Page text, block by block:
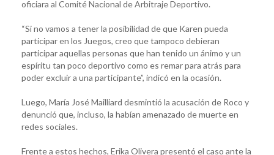
oficiara al Comité Nacional de Arbitraje Deportivo.
“Si no vamos a tener la posibilidad de que Karen pueda
participar en los Juegos, creo que tampoco debieran
participar aquellas personas que han tenido un ánimo y un
espíritu tan poco deportivo como es remar para atrás para
poder excluir a una participante”, indicó en la ocasión.
Luego, María José Mailliard desmintió la acusación de Roco y
denunció que, incluso, la habían amenazado de muerte en
redes sociales.
Frente a estos hechos, Erika Olivera presentó el caso ante la